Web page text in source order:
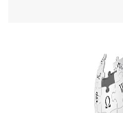
في جروح الرأس. ويعود